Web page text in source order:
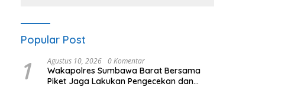
Popular Post
1 Agustus 10, 2026 0 Komentar
Wakapolres Sumbawa Barat Bersama
Piket Jaga Lakukan Pengecekan dan